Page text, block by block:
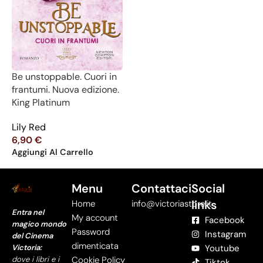
Be unstoppable. Cuori in
frantumi. Nuova edizione.
King Platinum
Lily Red
6,90€
Aggiungi Al Carrello
Entra nel
magico mondo
del Cinema
Victoria:
dove i libri e i
Menu
Home
My account
Password
dimenticata
Cookie Policy
Contattaci
info@victoriastore.it
Social
links
Facebook
Instagram
Youtube